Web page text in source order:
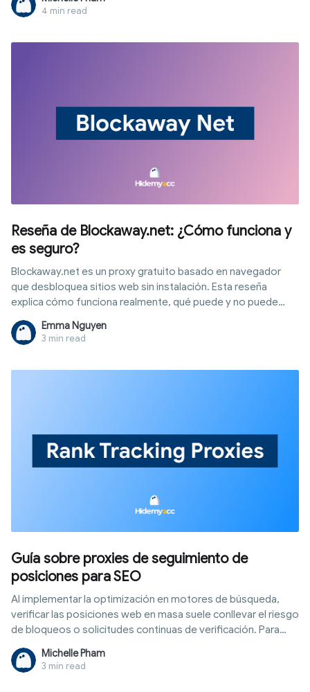
directamente desde el navegador sin instalar software. Este
artículo te guiará paso a paso sobre cómo usar CroxyProxy
4 min read
Reseña de Blockaway.net: ¿Cómo funciona y
es seguro?
Blockaway.net es un proxy gratuito basado en navegador
que desbloquea sitios web sin instalación. Esta reseña
explica cómo funciona realmente, qué puede y no puede
proteger, y cuándo necesitas una herramienta pensada para
proteger tu identidad de verdad.
Emma Nguyen
3 min read
Guía sobre proxies de seguimiento de
posiciones para SEO
Al implementar la optimización en motores de búsqueda,
verificar las posiciones web en masa suele conllevar el riesgo
de bloqueos o solicitudes continuas de verificación. Para
resolver este problema, los proxies de seguimiento de
posiciones son la solución intermedia perfecta para
mantener el anotimato y recopilar datos de la forma más
Michelle Pham
3 min read